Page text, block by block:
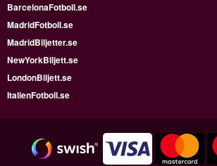
BarcelonaFotboll.se
MadridFotboll.se
MadridBiljetter.se
NewYorkBiljett.se
LondonBiljett.se
ItalienFotboll.se